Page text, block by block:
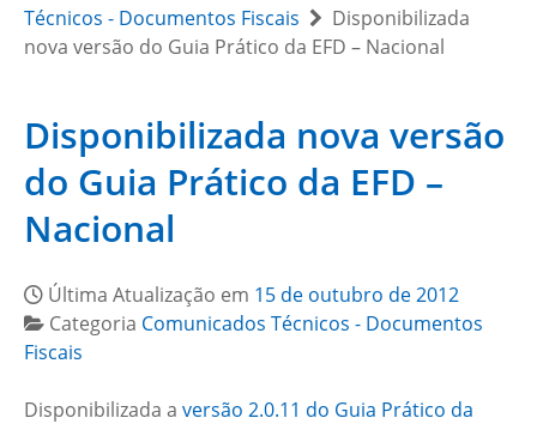
Técnicos - Documentos Fiscais
Disponibilizada
nova versão do Guia Prático da EFD – Nacional
Disponibilizada nova versão
do Guia Prático da EFD –
Nacional
Última Atualização em 15 de outubro de 2012
Categoria Comunicados Técnicos - Documentos
Fiscais
Disponibilizada a versão 2.0.11 do Guia Prático da